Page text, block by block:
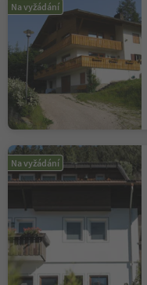
Na vyžádání
Na vyžádání